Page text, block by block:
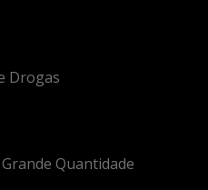
Drogas
Quantidade